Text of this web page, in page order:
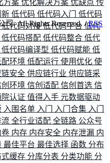
方案 优化解决方案 优缺点 传
新 低代码 低代码入门 低代码
低代码对接低代码平台 低代
低代码搭配 低代码整合 低代
低代码编译型 低代码赋能 低
环境 低配运行 使用优化 使
安全 供应链行业 供应链采
环境 信创适配 信创首选 信
认证 值得入手 元数据驱动
入围名单 入门 入门合集 入门
流 全行业适配 全链路 公众号
卷 内存 内存安全 内存泄漏 内
最佳平台 最佳选择 函数 分布
式缓存 分库分表 分类功能 分
. All Rights Reserved. /RSS